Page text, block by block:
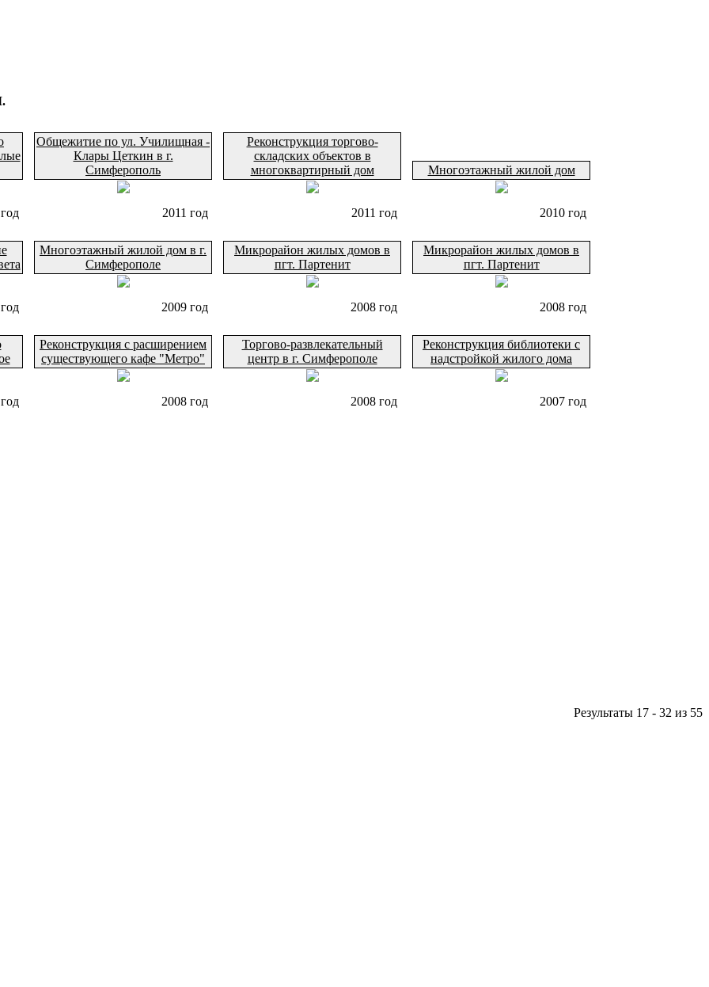
Общежитие по ул. Училищная -
Клары Цеткин в г.
Симферополь
2011 год
Реконструкция торгово-
складских объектов в
многоквартирный дом
2011 год
Многоэтажный жилой дом
2010 год
Многоэтажный жилой дом в г.
Симферополе
2009 год
Микрорайон жилых домов в
пгт. Партенит
2008 год
Микрорайон жилых домов в
пгт. Партенит
2008 год
Реконструкция с расширением
существующего кафе "Метро"
2008 год
Торгово-развлекательный
центр в г. Симферополе
2008 год
Реконструкция библиотеки с
надстройкой жилого дома
2007 год
Результаты 17 - 32 из 55